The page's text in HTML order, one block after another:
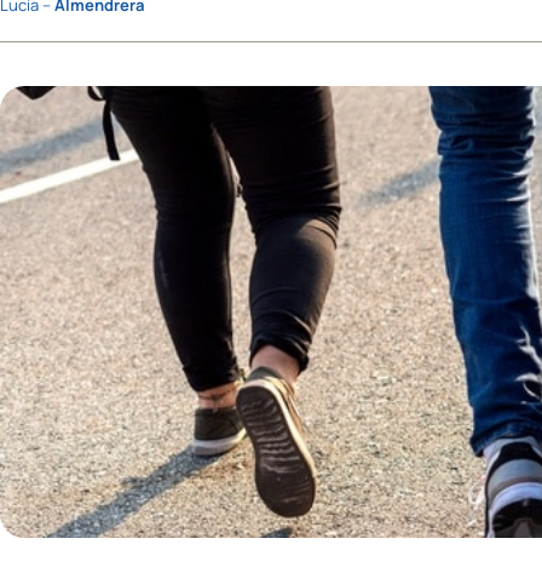
Lucía –Almendrera